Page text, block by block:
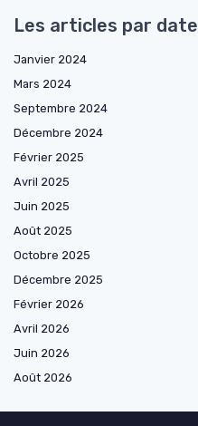
Les articles par date
Janvier 2024
Mars 2024
Septembre 2024
Décembre 2024
Février 2025
Avril 2025
Juin 2025
Août 2025
Octobre 2025
Décembre 2025
Février 2026
Avril 2026
Juin 2026
Août 2026